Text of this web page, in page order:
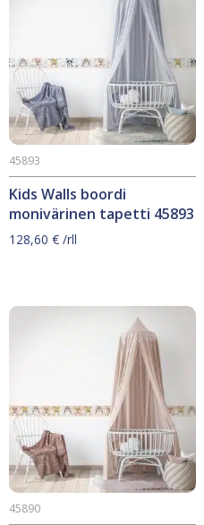
Kids Walls boordi
monivärinen tapetti 45893
45893
128,60 € /rll
45890